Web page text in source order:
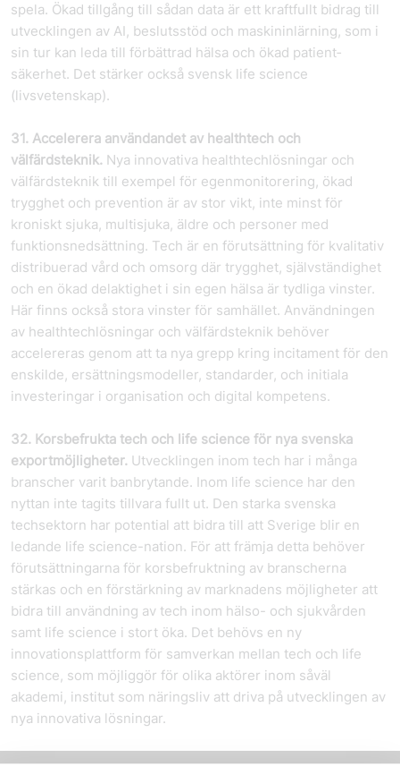
spela. Ökad tillgång till sådan data är ett kraftfullt bidrag till
utvecklingen av AI, beslutsstöd och maskininlärning, som i
sin tur kan leda till förbättrad hälsa och ökad patient­
säkerhet. Det stärker också svensk life science
(livsvetenskap).
31. Accelerera användandet av healthtech och
välfärdsteknik. Nya innovativa healthtechlösningar och
välfärdsteknik till exempel för egenmonitorering, ökad
trygghet och prevention är av stor vikt, inte minst för
kroniskt sjuka, multisjuka, äldre och personer med
funktionsnedsättning. Tech är en förutsättning för kvalitativ
distribuerad vård och omsorg där trygghet, självständighet
och en ökad delaktighet i sin egen hälsa är tydliga vinster.
Här finns också stora vinster för samhället. Användningen
av healthtechlösningar och välfärdsteknik behöver
accelereras genom att ta nya grepp kring incitament för den
enskilde, ersättningsmodeller, standarder, och initiala
investeringar i organisation och digital kompetens.
32. Korsbefrukta tech och life science för nya svenska
exportmöjligheter. Utvecklingen inom tech har i många
branscher varit banbrytande. Inom life science har den
nyttan inte tagits tillvara fullt ut. Den starka svenska
techsektorn har potential att bidra till att Sverige blir en
ledande life science-nation. För att främja detta behöver
förutsättningarna för korsbefruktning av branscherna
stärkas och en förstärkning av marknadens möjligheter att
bidra till användning av tech inom hälso- och sjukvården
samt life science i stort öka. Det behövs en ny
innovationsplattform för samverkan mellan tech och life
science, som möjliggör för olika aktörer inom såväl
akademi, institut som näringsliv att driva på utvecklingen av
nya innovativa lösningar.